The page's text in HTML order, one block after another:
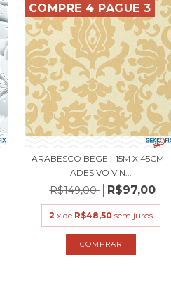
COMPRE 4 PAGUE 3
ARABESCO BEGE - 15M X 45CM -
ADESIVO VIN...
R$149,00 R$97,00
2 x de R$48,50 sem juros